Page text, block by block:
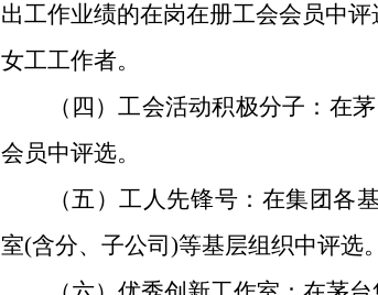
出工作业绩的在岗在册工会会员中
女工工作者。
（四）工会活动积极分子：在
会员中评选。
（五）工人先锋号：在集团各
室(含分、子公司)等基层组织中评选。